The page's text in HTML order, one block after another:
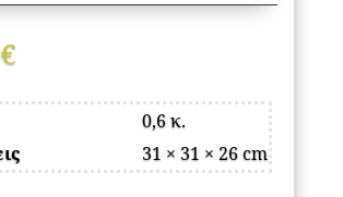
€
0,6 κ.
31 × 31 × 26 cm